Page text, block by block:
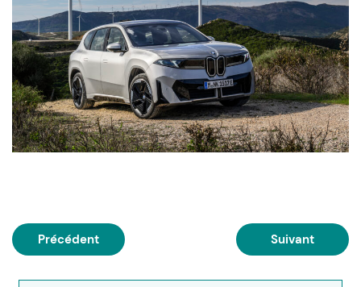
Précédent Suivant